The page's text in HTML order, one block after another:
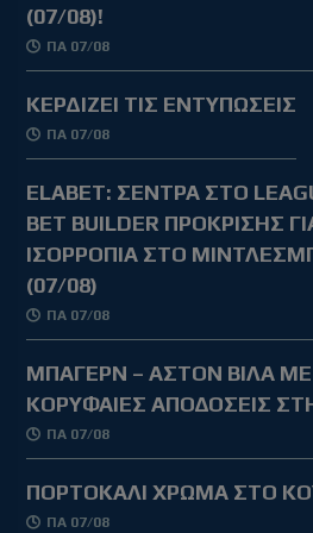
(07/08)!
ΠΑ 07/08
ΚΕΡΔΙΖΕΙ ΤΙΣ ΕΝΤΥΠΩΣΕΙΣ
ΠΑ 07/08
ELABET: ΣΕΝΤΡΑ ΣΤΟ
BET BUILDER ΠΡΟΚΡΙΣΗΣ
ΙΣΟΡΡΟΠΙΑ ΣΤΟ
(07/08)
ΠΑ 07/08
ΜΠΑΓΕΡΝ – ΑΣΤΟΝ ΒΙΛΑ ΜΕ
ΚΟΡΥΦΑΙΕΣ ΑΠΟΔΟΣΕΙΣ
ΠΑ 07/08
ΠΟΡΤΟΚΑΛΙ ΧΡΩΜΑ ΣΤΟ
ΠΑ 07/08